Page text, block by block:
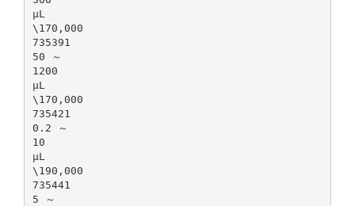
μL
\170,000
735391
50 ～
1200
μL
\170,000
735421
0.2 ～
10
μL
\190,000
735441
5 ～